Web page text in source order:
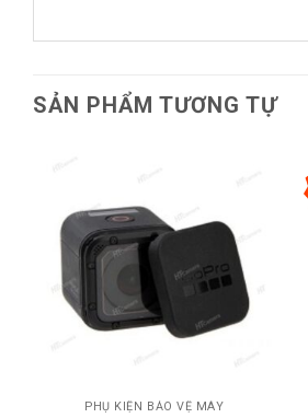
SẢN PHẨM TƯƠNG TỰ
PHỤ KIỆN BẢO VỆ MÁY